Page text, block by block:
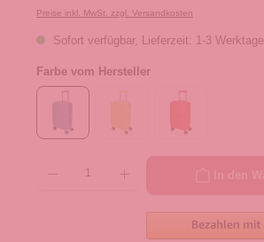
Preise inkl. MwSt. zzgl. Versandkosten
Sofort verfügbar, Lieferzeit: 1-3 Werktage
Farbe vom Hersteller